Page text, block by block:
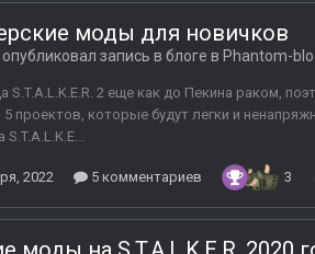
моды для новичков
опубликовал запись в блоге в Phantom-
S.T.A.L.K.E.R. 2 еще как до Пекина раком,
5 проектов, которые будут легки и
2022 5 комментариев 3